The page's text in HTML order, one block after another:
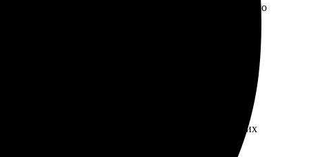
всего, основным фактором является количество
– от стандартной матовой до премиальной
изготовление фотографий, сохраняя при
пункты выдачи , расположенные в удобных для вас
К примеру, доставка курьером будет стоить
оборудовании. Все фотографии
включая доставку, составляет от нескольких